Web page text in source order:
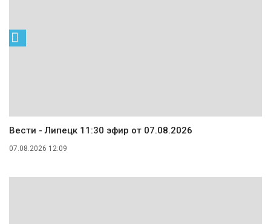
Вести - Липецк 11:30 эфир от 07.08.2026
07.08.2026 12:09